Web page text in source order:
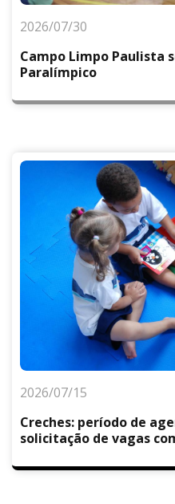
2026/07/30
Campo Limpo Paulista
Paralímpico
2026/07/15
Creches: período de
solicitação de vagas